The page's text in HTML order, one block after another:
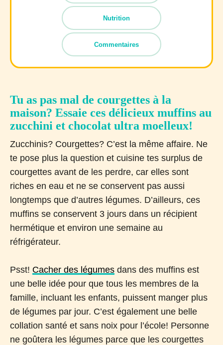
Nutrition
Commentaires
Tu as pas mal de courgettes à la
maison? Essaie ces délicieux muffins au
zucchini et chocolat ultra moelleux!
Zucchinis? Courgettes? C’est la même affaire. Ne
te pose plus la question et cuisine tes surplus de
courgettes avant de les perdre, car elles sont
riches en eau et ne se conservent pas aussi
longtemps que d’autres légumes. D’ailleurs, ces
muffins se conservent 3 jours dans un récipient
hermétique et environ une semaine au
réfrigérateur.
Psst! Cacher des légumes dans des muffins est
une belle idée pour que tous les membres de la
famille, incluant les enfants, puissent manger plus
de légumes par jour. C’est également une belle
collation santé et sans noix pour l’école! Personne
ne goûtera les légumes parce que les courgettes